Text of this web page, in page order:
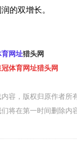
的双增长。
网址猎头网
冠体育网址猎头网
容，版权归原作者
将在第一时间删除内